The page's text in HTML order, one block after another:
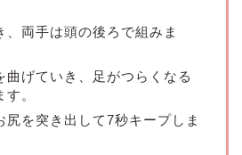
、両手は頭の後ろで組みま
曲げていき、足がつらくなる
。
尻を突き出して7秒キープしま